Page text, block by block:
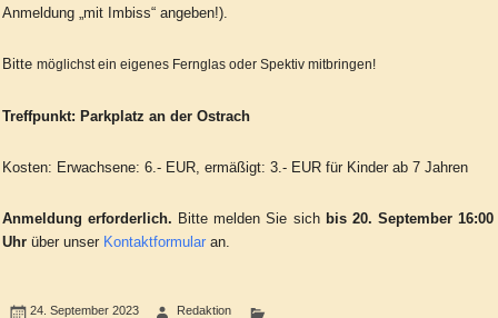
Anmeldung „mit Imbiss“ angeben!).
Bitte möglichst ein eigenes Fernglas oder Spektiv mitbringen!
Treffpunkt: Parkplatz an der Ostrach
Kosten: Erwachsene: 6.- EUR, ermäßigt: 3.- EUR für Kinder ab 7 Jahren
Anmeldung erforderlich. Bitte melden Sie sichbis 20. September 16:00
Uhr über unserKontaktformularan.
24. September 2023 Redaktion